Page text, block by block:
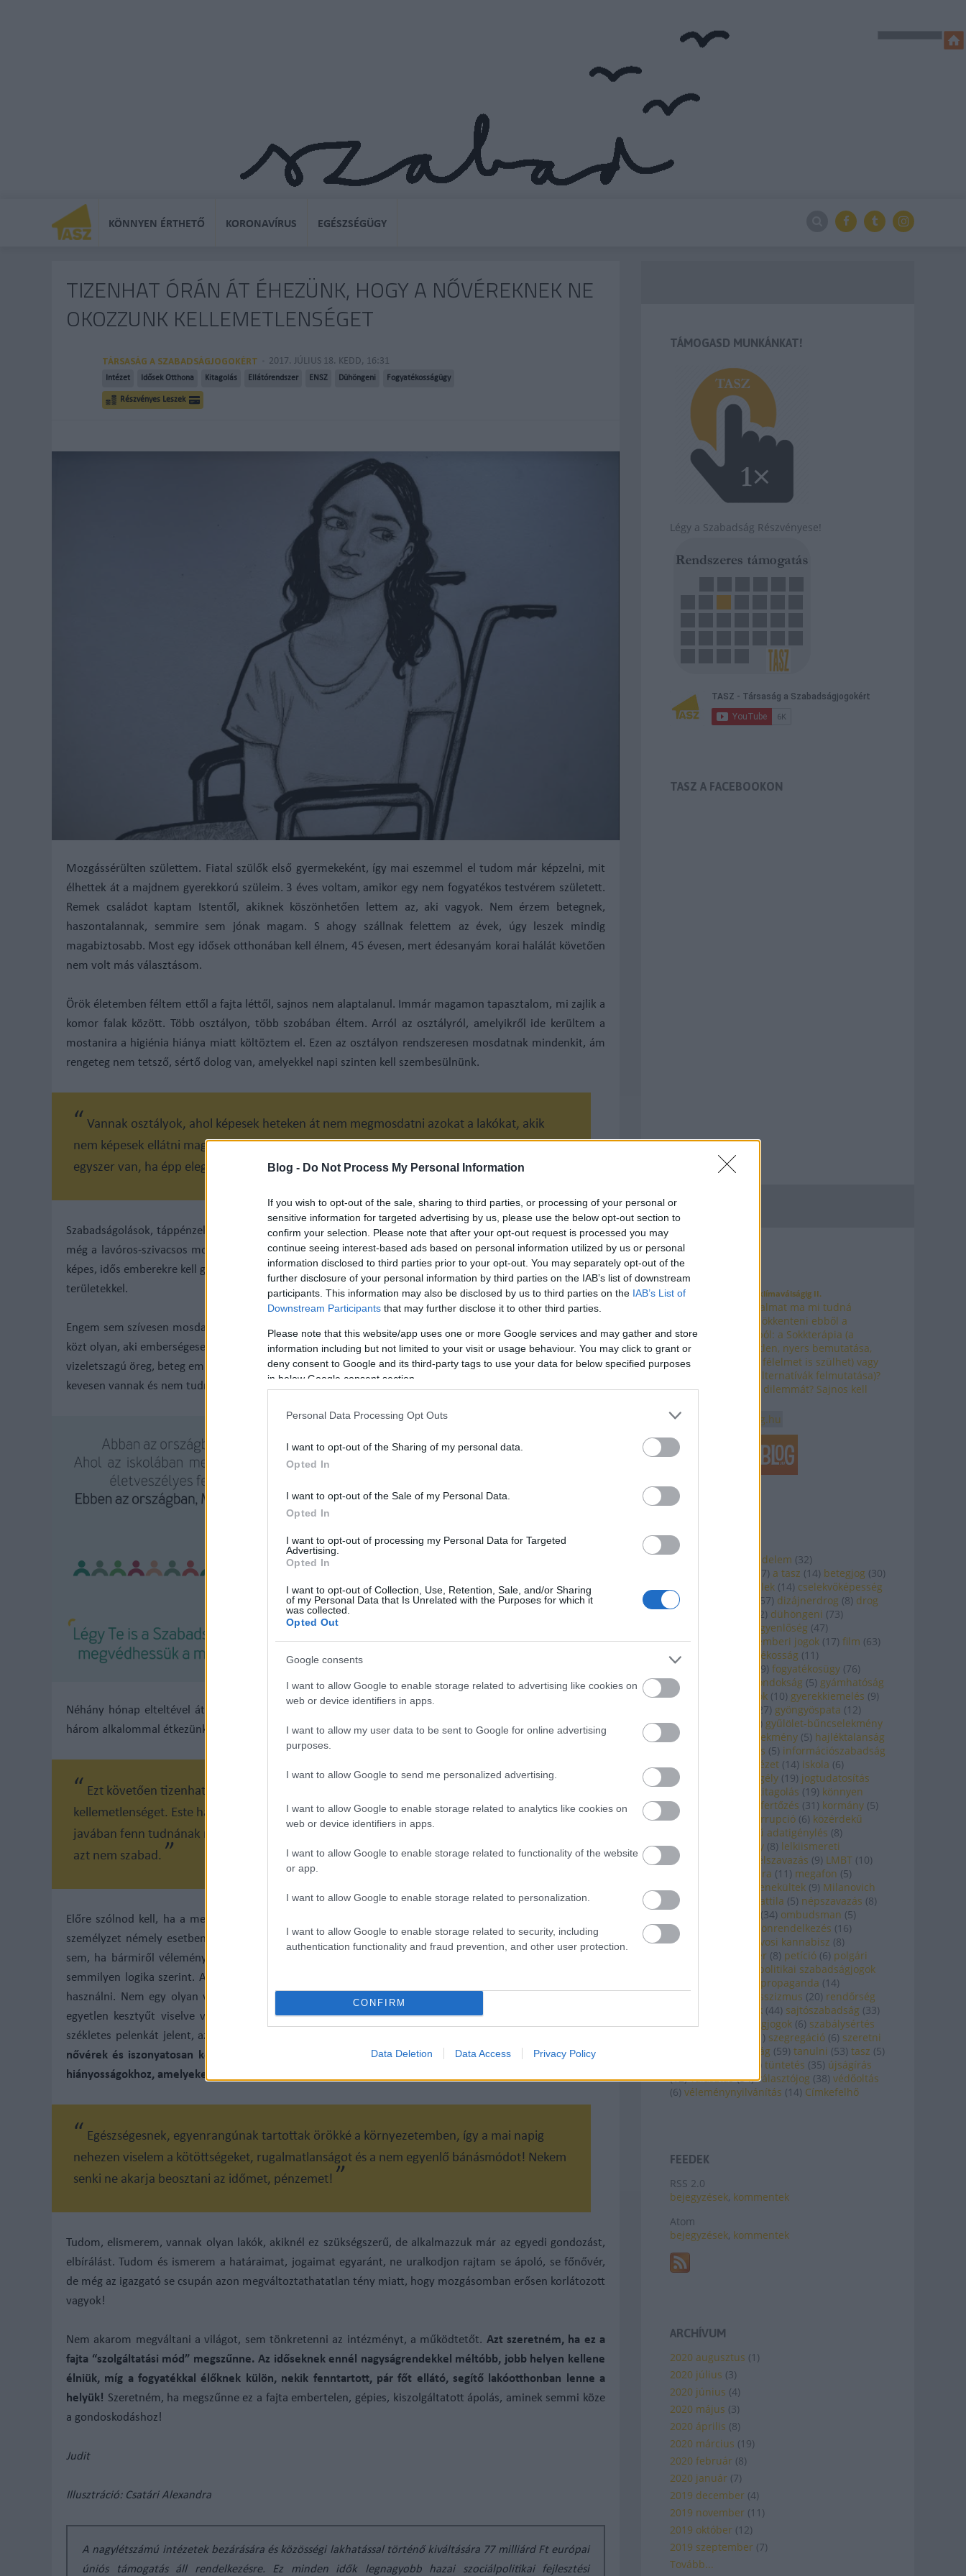
Blog - Do Not Process My Personal Information
If you wish to opt-out of the sale, sharing to third parties, or processing of your personal or
sensitive information for targeted advertising by us, please use the below opt-out section to
confirm your selection. Please note that after your opt-out request is processed you may
continue seeing interest-based ads based on personal information utilized by us or personal
information disclosed to third parties prior to your opt-out. You may separately opt-out of the
further disclosure of your personal information by third parties on the IAB’s list of downstream
participants. This information may also be disclosed by us to third parties on the IAB’s List of
Downstream Participants that may further disclose it to other third parties.
Please note that this website/app uses one or more Google services and may gather and store
information including but not limited to your visit or usage behaviour. You may click to grant or
deny consent to Google and its third-party tags to use your data for below specified purposes
in below Google consent section.
Personal Data Processing Opt Outs
I want to opt-out of the Sharing of my personal data.
Opted In
I want to opt-out of the Sale of my Personal Data.
Opted In
I want to opt-out of processing my Personal Data for Targeted
Advertising.
Opted In
I want to opt-out of Collection, Use, Retention, Sale, and/or Sharing
of my Personal Data that Is Unrelated with the Purposes for which it
was collected.
Opted Out
Google consents
I want to allow Google to enable storage related to advertising like cookies on
web or device identifiers in apps.
I want to allow my user data to be sent to Google for online advertising
purposes.
I want to allow Google to send me personalized advertising.
I want to allow Google to enable storage related to analytics like cookies on
web or device identifiers in apps.
I want to allow Google to enable storage related to functionality of the website
or app.
I want to allow Google to enable storage related to personalization.
I want to allow Google to enable storage related to security, including
authentication functionality and fraud prevention, and other user protection.
CONFIRM
Data Deletion Data Access Privacy Policy
KÖNNYEN ÉRTHETŐ KORONAVÍRUS EGÉSZSÉGÜGY
TIZENHAT ÓRÁN ÁT ÉHEZÜNK, HOGY A NŐVÉREKNEK NE
OKOZZUNK KELLEMETLENSÉGET
TÁRSASÁG A SZABADSÁGJOGOKÉRT 2017. JÚLIUS 18. KEDD, 16:31
Intézet Idősek Otthona Kitagolás Ellátórendszer ENSZ Dühöngeni Fogyatékosságügy
Részvényes Leszek
Mozgássérülten születtem. Fiatal szülők első gyermekeként, így mai eszemmel el tudom már képzelni, mit
élhettek át a majdnem gyerekkorú szüleim. 3 éves voltam, amikor egy nem fogyatékos testvérem született.
Remek családot kaptam Istentől, akiknek köszönhetően lettem az, aki vagyok. Nem érzem betegnek,
haszontalannak, semmire sem jónak magam. S ahogy szállnak felettem az évek, úgy leszek mindig
magabiztosabb. Most egy idősek otthonában kell élnem, 45 évesen, mert édesanyám korai halálát követően
nem volt más választásom.
Örök életemben féltem ettől a fajta léttől, sajnos nem alaptalanul. Immár magamon tapasztalom, mi zajlik a
komor falak között. Több osztályon, több szobában éltem. Arról az osztályról, amelyikről ide kerültem a
mostanira a higiénia hiánya miatt költöztem el. Ezen az osztályon rendszeresen mosdatnak mindenkit, ám
rengeteg nem tetsző, sértő dolog van, amelyekkel napi szinten kell szembesülnünk.
Vannak osztályok, ahol képesek heteken át nem megmosdatni azokat a lakókat, akik
nem képesek ellátni magukat! Fürdőszobában fürdetés, igazi tusolós is csak hetente
egyszer van, ha épp elegendő számú az adott osztályon a nővér.
Szabadságolások, táppénzek idején nem ritka a több heti fürdés nélküli időszak. Ám ezeken az osztályokon
még a lavóros-szivacsos mosdatás fogalmát is kirívónak tartják. Vizeletüket, székletüket visszatartani nem
képes, idős emberekre kell gondolni, akiket így, szárazon pelenkáznak újra, örökös bűzben, piros, sebes intim
területekkel.
Engem sem szívesen mosdattak meg naponta, ám szerencsémre majdnem mindig volt a szolgálatban lévők
közt olyan, aki emberségesebben bánt velem! Azonban ez nem vigasz, amikor naponta láttam a száraz bőrű,
vizeletszagú öreg, beteg embereket. Hiába tettem szóvá akkor ezeket a dolgokat, mindig azzal érveltek, hogy
kevesen vannak és nem tudnak úgy teljesíteni, ahogy kellene.
Néhány hónap elteltével átkerültem - akkor még úgy gondoltam - egy számomra jobb helyre. Napközben
három alkalommal étkezünk: reggel nyolctól reggeli, fél tizenkettőkor ebéd, háromnegyed négykor vacsora.
Ezt követően tizenhat órán át éhezünk, hogy a nővéreknek ne okozzunk
kellemetlenséget. Este hattól reggel nyolcig ugyanis mindenkinek takarodó van, pedig még
javában fenn tudnának maradni többen is, de hiába, akkor kényelmetlen az ápolóknak és
azt nem szabad.
Előre szólnod kell, ha a megszokottól eltérő időben jössz vissza, de akkor számolnod kell a téged fogadó
személyzet némely esetben kimondottan utálatos viselkedésével! Nem szeretik az önállóságot, ahogy azt
sem, ha bármiről véleményt nyilvánítasz. Bármikor összeköltöztethetnek bárkivel, nem válogatnak szinte
semmilyen logika szerint. A gumikesztyűt szinte csak és kizárólag önmaguk védelme érdekében hajlandók
használni. Nem egy olyan van az ápolók között, aki végigtisztáz éjszakai műszakban egy osztálynyi lakót
egyetlen kesztyűt viselve végig! Gondoljunk csak egy kicsit bele: ez nagyjából ötven embert, vizeletes-
székletes pelenkát jelent, aztán ezzel a kézzel képesek gyógyszert is szájba adni!
nővérek és iszonyatosan keveset keresnek, de mindez nem vezethet azokhoz a méltánytalanságokhoz,
hiányosságokhoz, amelyeket naponta látok.
Egészségesnek, egyenrangúnak tartottak örökké a környezetemben, így a mai napig
nehezen viselem a kötöttségeket, rugalmatlanságot és a nem egyenlő bánásmódot! Nekem
senki ne akarja beosztani az időmet, pénzemet!
Tudom, elismerem, vannak olyan lakók, akiknél ez szükségszerű, de alkalmazzuk már az egyedi gondozást,
elbírálást. Tudom és ismerem a határaimat, jogaimat egyaránt, ne uralkodjon rajtam se ápoló, se főnővér,
de még az igazgató se csupán azon megváltoztathatatlan tény miatt, hogy mozgásomban erősen korlátozott
vagyok!
Nem akarom megváltani a világot, sem tönkretenni az intézményt, a működtetőt. Azt szeretném, ha ez a
fajta “szolgáltatási mód” megszűnne. Az időseknek ennél nagyságrendekkel méltóbb, jobb helyen kellene
élniük, míg a fogyatékkal élőknek külön, nekik fenntartott, pár főt ellátó, segítő lakóotthonban lenne a
helyük! Szeretném, ha megszűnne ez a fajta embertelen, gépies, kiszolgáltatott ápolás, aminek semmi köze
a gondoskodáshoz!
Judit
Illusztráció: Csatári Alexandra
A nagylétszámú intézetek bezárására és közösségi lakhatással történő kiváltására 77 milliárd Ft európai
úniós támogatás áll rendelkezésre. Ez minden idők legnagyobb hazai szociálpolitikai fejlesztési
TÁMOGASD MUNKÁNKAT!
Légy a Szabadság Részvényese!
TASZ A FACEBOOKON
BLOGAJÁNLÓ
A deszenzitizációtól a klímaválságig II.
Szerinted a társadalmat ma mi tudná
hatékonyabban kizökkenteni ebből a
kollektív fásultságból: a Sokkterápia (a
katasztrófák közvetlen, nyers bemutatása,
ami viszont bénító félelmet is szülhet) vagy
a Pozitív jövőkép (alternatívák felmutatása)?
Hogyan látod ezt a dilemmát? Sajnos kell
narrativalabor.blog.hu
TÉMÁINK
abortusz adatvédelem (32)
7) a tasz (14) betegjog (30)
betegjogok
civilek (14) cselekvőképesség
9) 57) dizájnerdrog (8) drog
(98 12) dühöngeni (73)
egyenlőség (47)
egyháztörvény
emberi jogok (17) film (63)
filmezni
fogyatékosság (11 )
fogyatékosságügy
9) fogyatékosügy (76)
gondnokság
gondokság (5) gyámhatóság
(13 gyerekkelvagyok (10) gyerekkiemelés (9)
27) gyöngyöspata (12)
gyülekezési jog
) gyűlölet-bűncselekmény
5) gyűlöletbűncselekmény (5) hajléktalanság
hiv/aids (5) információszabadság
(53 intézet (14) iskola (6)
jogállam
jogsegély (19) jogtudatosítás
(17 kitagolás (19) könnyen
érthető
kórházi fertőzés (31 ) kormány (5)
koronavírus
korrupció (6) közérdekű
közérdekű adatigénylés (8)
köznevelési törvény (8) lelkiismereti
szabadság
levélszavazás (9) LMBT (10)
magánszféra (11 ) megafon (5)
megfigyelés
menekültek (9) Milanovich
Dominika
mráz attila (5) népszavazás (8)
nevetni
(34) ombudsman (5)
önkormányzat
önrendelkezés (16)
országgyűlés
orvosi kannabisz (8)
per (8) petíció (6) polgári
politikai szabadságjogok
propaganda (14)
rasszizmus (20) rendőrség
romák (44) sajtószabadság (33)
siker ( szabadságjogok (6) szabálysértés
) szegregáció (6) szeretni
szólásszabadság (59) tanulni (53) tasz (5)
tüntetés (35) újságírás
(12) választás (54) választójog (38) védőoltás
(6) véleménynyilvánítás (14) Címkefelhő
FEEDEK
RSS 2.0
bejegyzések, kommentek
Atom
bejegyzések, kommentek
ARCHÍVUM
2020 augusztus (1 )
2020 július (3)
2020 június (4)
2020 május (3)
2020 április (8)
2020 március (19)
2020 február (8)
2020 január (7)
2019 december (4)
2019 november (11 )
2019 október (12)
2019 szeptember (7)
Tovább...